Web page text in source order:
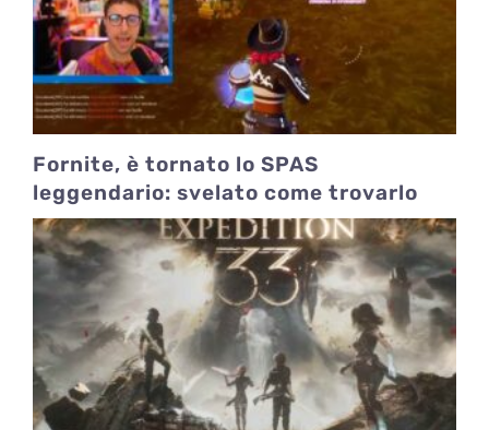
Fornite, è tornato lo SPAS
leggendario: svelato come trovarlo